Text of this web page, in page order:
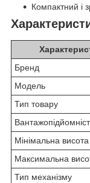
Компактний і
Бренд
Модель
Тип товару
Мінімальна висота
Максимальна
Тип механізму